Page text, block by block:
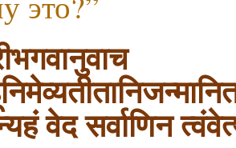
वेद सर्वाणिन